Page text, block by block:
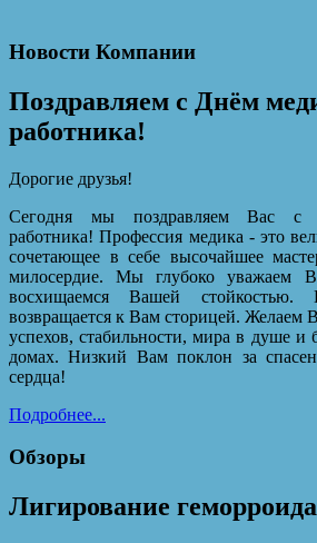
Новости Компании
Поздравляем с Днём
работника!
Дорогие друзья!
Сегодня мы поздравляем Вас с
работника! Профессия медика - это
сочетающее в себе высочайшее
милосердие. Мы глубоко уважаем
восхищаемся Вашей стойкостью.
возвращается к Вам сторицей. Желаем
успехов, стабильности, мира в душе и
домах. Низкий Вам поклон за
сердца!
Подробнее...
Обзоры
Лигирование